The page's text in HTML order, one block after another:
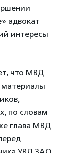
адвокат
интересы
что МВД
материалы
по словам
глава МВД